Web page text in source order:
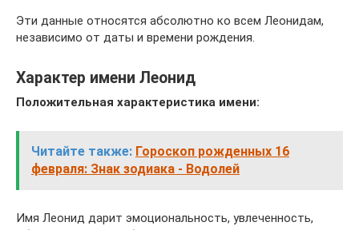
Эти данные относятся абсолютно ко всем Леонидам,
независимо от даты и времени рождения.
Характер имени Леонид
Положительная характеристика имени:
Читайте также: Гороскоп рожденных 16
февраля: Знак зодиака - Водолей
Имя Леонид дарит эмоциональность, увлеченность,